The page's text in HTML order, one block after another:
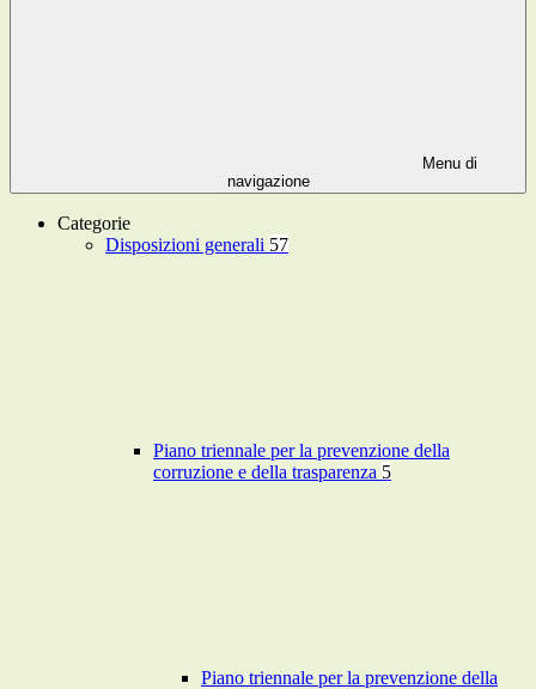
Menu di
navigazione
Categorie
Disposizioni generali 57
Piano triennale per la prevenzione della
corruzione e della trasparenza 5
Piano triennale per la prevenzione della